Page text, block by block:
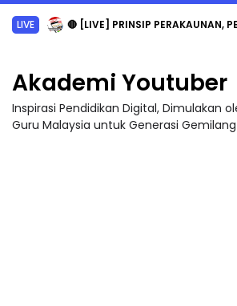
TRANSFORMASI DIGITAL GURU SIRI 7 : PAHLAWAN DIGITAL PENYELAMAT DUNIA
Akademi Youtuber
Inspirasi Pendidikan Digital, Dimulakan
Guru Malaysia untuk Generasi Gemilang